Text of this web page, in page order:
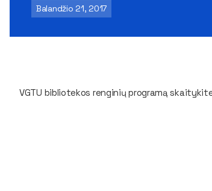
Balandžio 21, 2017
VGTU bibliotekos renginių programą